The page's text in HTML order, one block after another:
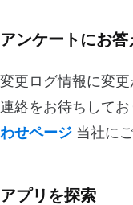
アンケートにお
変更ログ情報に変
連絡をお待ちしてお
わせページ 当社に
アプリを探索